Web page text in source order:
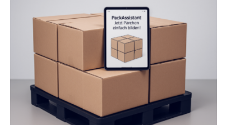
Die zugrunde liegende Methodik lässt sich auf alle
anderen Maschinen übertragen. Eine Falzmaschine
umzurüsten ist ein Job für echte Profis. Eine solche
Maschine faltet in Druckereien Broschüren, Prospekte,
Landkarten und vieles mehr – mehrere Zehntausend
Exemplare pro Stunde. Je nach Maschinentyp und
Auftrag kann das Umrüsten…